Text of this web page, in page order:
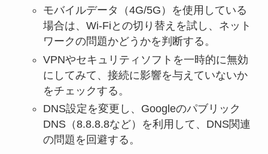
モバイルデータ（4G/5G）を使用している
場合は、Wi-Fiとの切り替えを試し、ネット
ワークの問題かどうかを判断する。
VPNやセキュリティソフトを一時的に無効
にしてみて、接続に影響を与えていないか
をチェックする。
DNS設定を変更し、Googleのパブリック
DNS（8.8.8.8など）を利用して、DNS関連
の問題を回避する。